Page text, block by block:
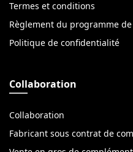
Termes et conditions
Règlement du programme
Politique de confidentialité
Collaboration
Collaboration
Fabricant sous contrat de